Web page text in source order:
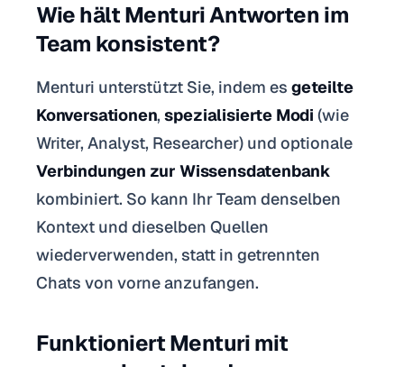
Wie hält Menturi Antworten im
Team konsistent?
Menturi unterstützt Sie, indem es geteilte
Konversationen,spezialisierte Modi (wie
Writer, Analyst, Researcher) und optionale
Verbindungen zur Wissensdatenbank
kombiniert. So kann Ihr Team denselben
Kontext und dieselben Quellen
wiederverwenden, statt in getrennten
Chats von vorne anzufangen.
Funktioniert Menturi mit